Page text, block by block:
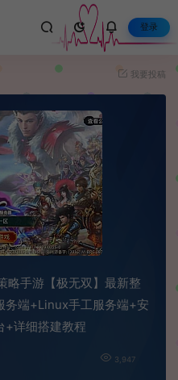
登录
我要投稿
略手游【极无双】最新整
务端+Linux手工服务端+安
+详细搭建教程
3,947